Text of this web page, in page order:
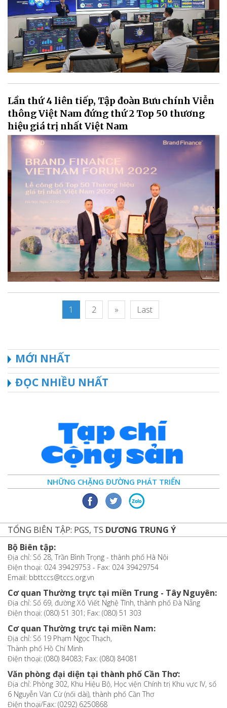
Lần thứ 4 liên tiếp, Tập đoàn Bưu chính Viễn
thông Việt Nam đứng thứ 2 Top 50 thương
hiệu giá trị nhất Việt Nam
1 2 » Last
MỚI NHẤT
ĐỌC NHIỀU NHẤT
NHỮNG CHẶNG ĐƯỜNG PHÁT TRIỂN
TỔNG BIÊN TẬP: PGS, TS DƯƠNG TRUNG Ý
Bộ Biên tập:
Địa chỉ: Số 28, Trần Bình Trọng - thành phố Hà Nội
Điện thoại: 024 39429753 - Fax: 024 39429754
Email: bbttccs@tccs.org.vn
Cơ quan Thường trực tại miền Trung - Tây Nguyên:
Địa chỉ: Số 69, đường Xô Viết Nghệ Tĩnh, thành phố Đà Nẵng
Điện thoại: (080) 51 301; Fax: (080) 51 303
Cơ quan Thường trực tại miền Nam:
Địa chỉ: Số 19 Phạm Ngọc Thạch,
Thành phố Hồ Chí Minh
Điện thoại: (080) 84083; Fax: (080) 84081
Văn phòng đại diện tại thành phố Cần Thơ:
Địa chỉ: Phòng 302, Khu Hiệu Bộ, Học viện Chính trị Khu vực IV, số
6 Nguyễn Văn Cừ (nối dài), thành phố Cần Thơ
Điện thoại/Fax: (0292) 6250868